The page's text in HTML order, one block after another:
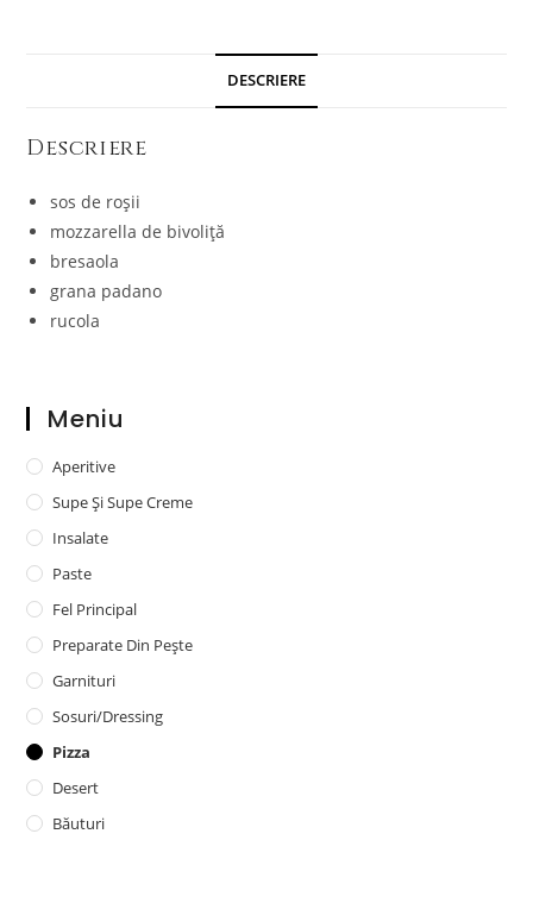
DESCRIERE
Descriere
sos de roșii
mozzarella de bivoliță
bresaola
grana padano
rucola
Meniu
Aperitive
Supe Și Supe Creme
Insalate
Paste
Fel Principal
Preparate Din Pește
Garnituri
Sosuri/dressing
Pizza
Desert
Băuturi